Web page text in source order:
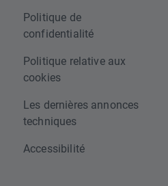
Politique de
confidentialité
Politique relative aux
cookies
Les dernières annonces
techniques
Accessibilité